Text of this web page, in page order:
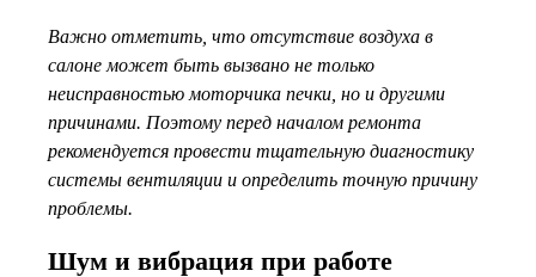
Важно отметить, что отсутствие воздуха в
салоне может быть вызвано не только
неисправностью моторчика печки, но и другими
причинами. Поэтому перед началом ремонта
рекомендуется провести тщательную диагностику
системы вентиляции и определить точную причину
проблемы.
Шум и вибрация при работе